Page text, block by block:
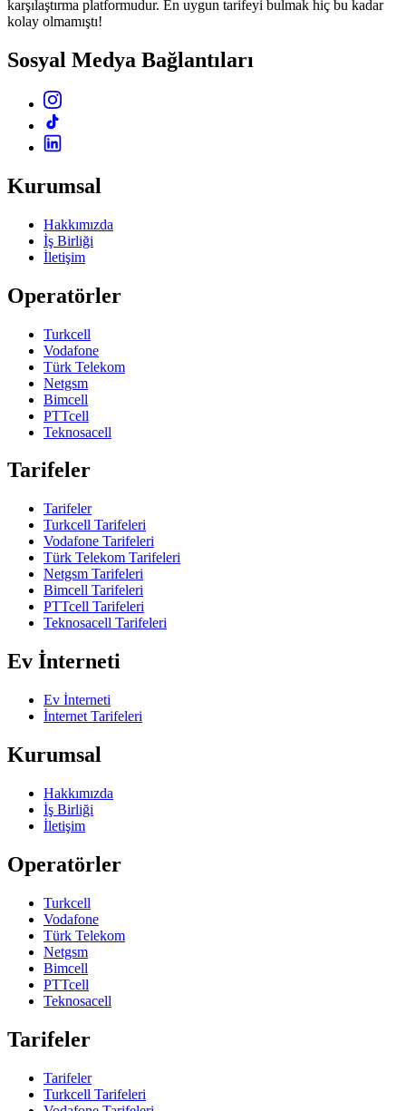
karşılaştırma platformudur. En uygun tarifeyi bulmak hiç bu kadar
kolay olmamıştı!
Sosyal Medya Bağlantıları
Kurumsal
Hakkımızda
İş Birliği
İletişim
Operatörler
Turkcell
Vodafone
Türk Telekom
Netgsm
Bimcell
PTTcell
Teknosacell
Tarifeler
Tarifeler
Turkcell Tarifeleri
Vodafone Tarifeleri
Türk Telekom Tarifeleri
Netgsm Tarifeleri
Bimcell Tarifeleri
PTTcell Tarifeleri
Teknosacell Tarifeleri
Ev İnterneti
Ev İnterneti
İnternet Tarifeleri
Kurumsal
Hakkımızda
İş Birliği
İletişim
Operatörler
Turkcell
Vodafone
Türk Telekom
Netgsm
Bimcell
PTTcell
Teknosacell
Tarifeler
Tarifeler
Turkcell Tarifeleri